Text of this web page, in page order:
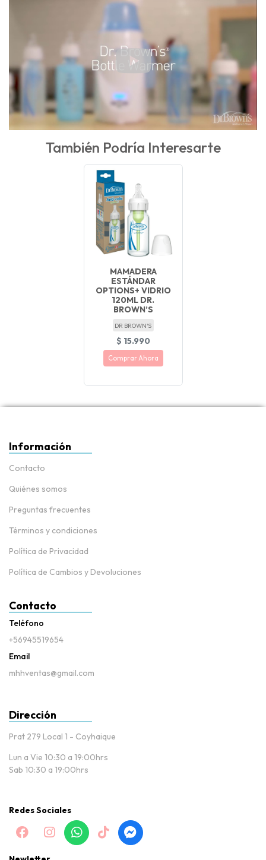
También Podría Interesarte
MAMADERA
ESTÁNDAR
OPTIONS+ VIDRIO
120ML DR.
BROWN’S
DR BROWN'S
$ 15.990
Comprar Ahora
Información
Contacto
Quiénes somos
Preguntas frecuentes
Términos y condiciones
Política de Privacidad
Política de Cambios y Devoluciones
Contacto
Teléfono
+56945519654
Email
mhhventas@gmail.com
Dirección
Prat 279 Local 1 - Coyhaique
Lun a Vie 10:30 a 19:00hrs
Sab 10:30 a 19:00hrs
Redes Sociales